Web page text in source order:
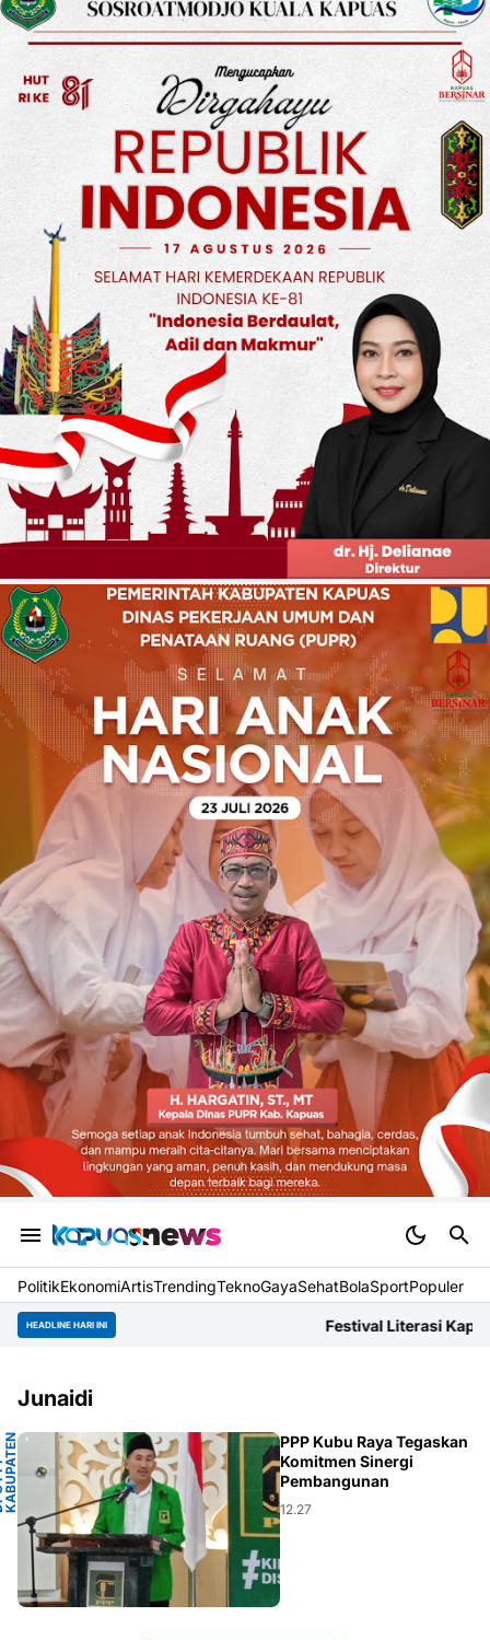
PolitikEkonomiArtisTrendingTeknoGayaSehatBolaSportPopuler
HEADLINE HARI INI Festival Literasi Kapuas
Junaidi
NA
PPP Kubu Raya Tegaskan
Komitmen Sinergi
Pembangunan
12.27